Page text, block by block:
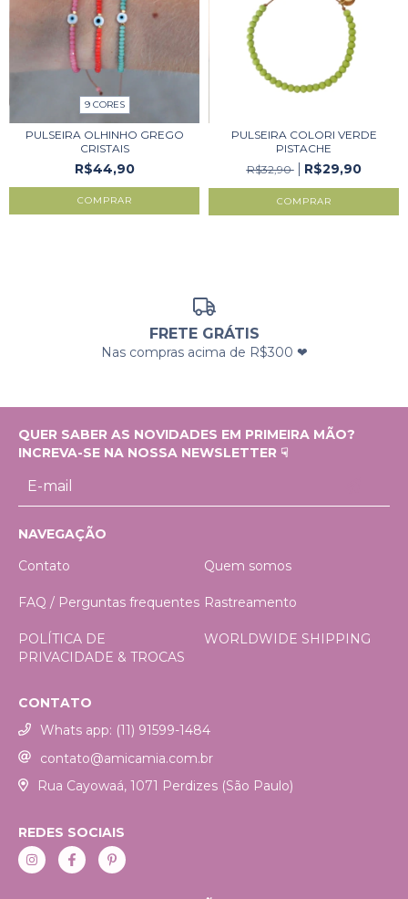
9 CORES
PULSEIRA OLHINHO GREGO
CRISTAIS
R$44,90
COMPRAR
PULSEIRA COLORI VERDE
PISTACHE
R$32,90
R$29,90
FRETE GRÁTIS
Nas compras acima de R$300 ❤
QUER SABER AS NOVIDADES EM PRIMEIRA MÃO?
INCREVA-SE NA NOSSA NEWSLETTER ☟
NAVEGAÇÃO
Contato
Quem somos
FAQ / Perguntas frequentes Rastreamento
POLÍTICA DE
PRIVACIDADE & TROCAS
WORLDWIDE SHIPPING
CONTATO
Whats app: (11) 91599-1484
contato@amicamia.com.br
Rua Cayowaá, 1071 Perdizes (São Paulo)
REDES SOCIAIS